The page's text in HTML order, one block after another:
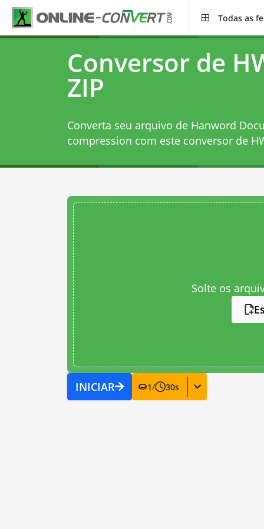
Todas as
Conversor de
ZIP
Converta seu arquivo de Hanword
compression com este conversor de
Solte os
INICIAR 1/ 30s